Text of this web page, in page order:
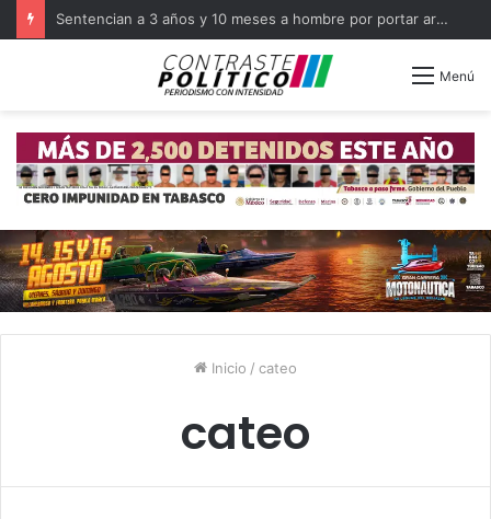
Sentencian a 3 años y 10 meses a hombre por portar arma en Balancán
Menú
Inicio / cateo
cateo